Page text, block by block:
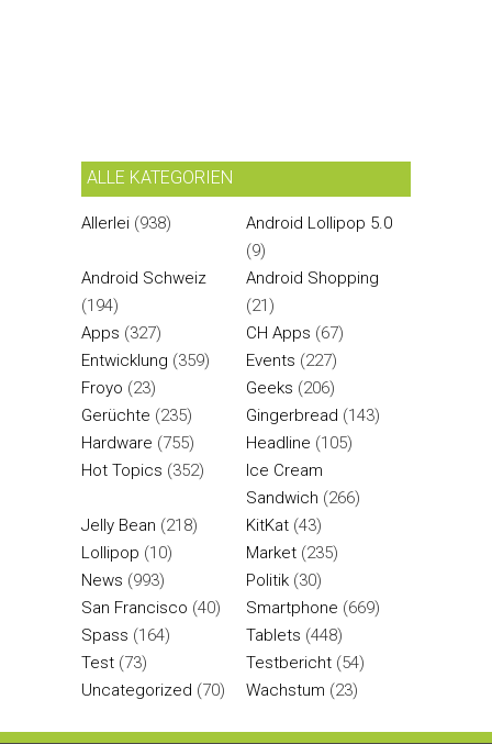
ALLE KATEGORIEN
Allerlei (938)
Android Lollipop 5.0
(9)
Android Schweiz
(194)
Android Shopping
(21)
Apps (327) CH Apps (67)
Entwicklung (359) Events (227)
Froyo (23) Geeks (206)
Gerüchte (235) Gingerbread (143)
Hardware (755) Headline (105)
Hot Topics (352)
Ice Cream
Sandwich (266)
Jelly Bean (218) KitKat (43)
Lollipop (10) Market (235)
News (993) Politik (30)
San Francisco (40) Smartphone (669)
Spass (164) Tablets (448)
Test (73) Testbericht (54)
Uncategorized (70) Wachstum (23)